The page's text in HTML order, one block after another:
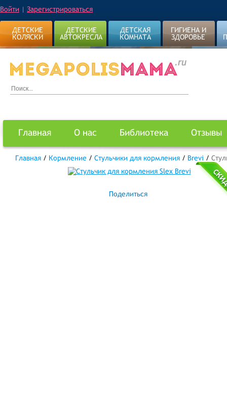
Войти | Зарегистрироваться
ДЕТСКИЕ
КОЛЯСКИ
ДЕТСКИЕ
АВТОКРЕСЛА
ДЕТСКАЯ
КОМНАТА
ГИГИЕНА И
ЗДОРОВЬЕ
Главная О нас Библиотека Отзывы
Главная / Кормление / Стульчики для кормления / Brevi /
Поделиться